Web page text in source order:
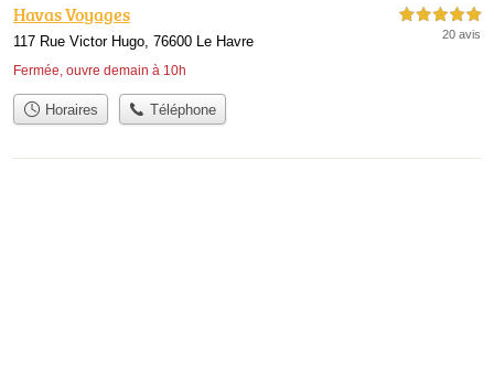
Havas Voyages
117 Rue Victor Hugo, 76600 Le Havre
Fermée, ouvre demain à 10h
5,0 étoiles sur 5
20 avis
Horaires Téléphone